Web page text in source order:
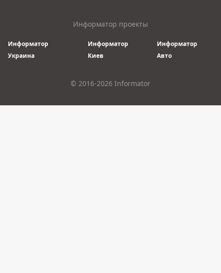
Информатор проекты
Информатор
Украина
Информатор
Киев
Информатор
Авто
© 2016-2026 Informator